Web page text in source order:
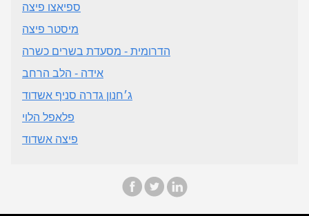
ספיאצו פיצה
מיסטר פיצה
הדרומית - מסעדת בשרים כשרה
אידה - הלב הרחב
ג׳חנון גדרה סניף אשדוד
פלאפל הלוי
פיצה אשדוד